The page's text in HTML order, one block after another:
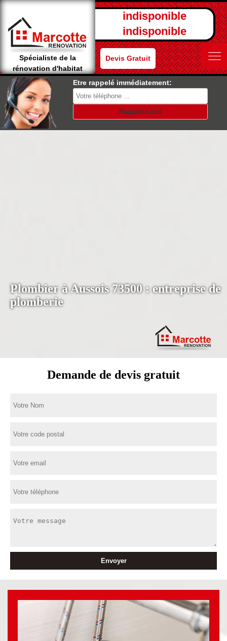
Spécialiste de la
rénovation d'habitat
indisponible
indisponible
Devis Gratuit
Etre rappelé immédiatement:
Plombier à Aussois 73500 : entreprise de
plomberie
Demande de devis gratuit